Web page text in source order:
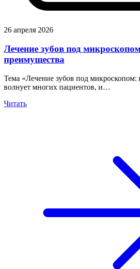
26 апреля 2026
Лечение зубов под
преимущества
Тема «Лечение зубов под микроскопом:
волнует многих пациентов, и…
Читать